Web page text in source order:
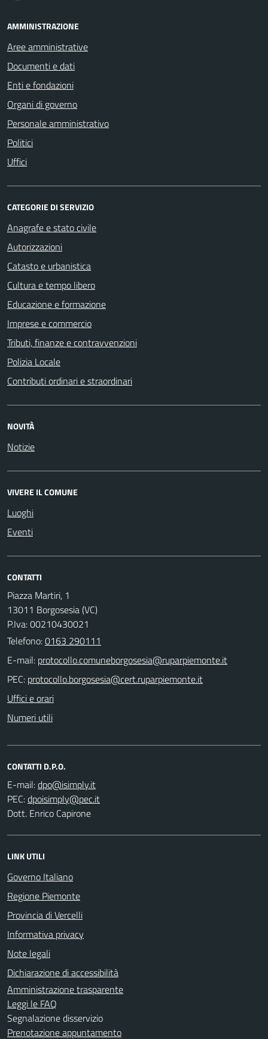
AMMINISTRAZIONE
Aree amministrative
Documenti e dati
Enti e fondazioni
Organi di governo
Personale amministrativo
Politici
Uffici
CATEGORIE DI SERVIZIO
Anagrafe e stato civile
Autorizzazioni
Catasto e urbanistica
Cultura e tempo libero
Educazione e formazione
Imprese e commercio
Tributi, finanze e contravvenzioni
Polizia Locale
Contributi ordinari e straordinari
NOVITÀ
Notizie
VIVERE IL COMUNE
Luoghi
Eventi
CONTATTI
Piazza Martiri, 1
13011 Borgosesia (VC)
P.Iva: 00210430021
Telefono:0163 290111
E-mail:
PEC:
Uffici e orari
Numeri utili
CONTATTI D.P.O.
E-mail:
PEC:
Dott. Enrico Capirone
LINK UTILI
Governo Italiano
Regione Piemonte
Provincia di Vercelli
Informativa privacy
Note legali
Dichiarazione di accessibilità
Amministrazione trasparente
Leggi le FAQ
Segnalazione disservizio
Prenotazione appuntamento